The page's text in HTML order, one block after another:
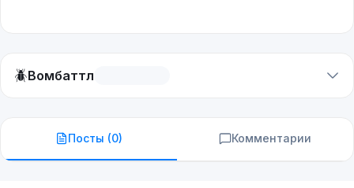
🪲Вомбаттл
Посты (0) Комментарии